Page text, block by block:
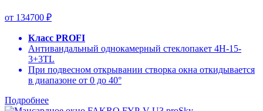
от 134700 ₽
Класс PROFI
Антивандальный однокамерный стеклопакет 4H-15-
3+3TL
При подвесном открывании створка окна откидывается
в диапазоне от 0 до 40°
Подробнее